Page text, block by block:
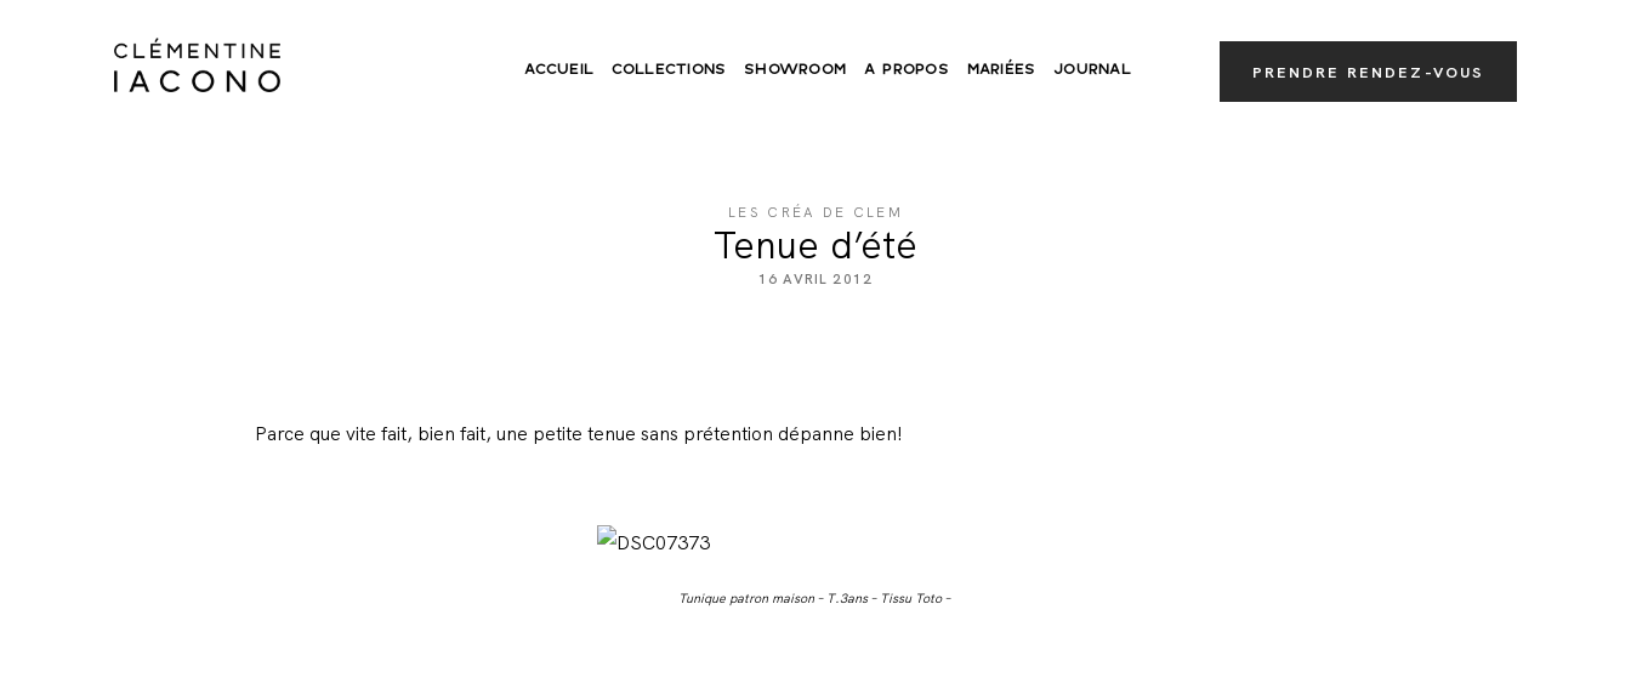
ACCUEIL COLLECTIONS SHOWROOM A PROPOS MARIÉES JOURNAL PRENDRE RENDEZ-VOUS
LES CRÉA DE CLEM
Tenue d’été
16 AVRIL 2012
Parce que vite fait, bien fait, une petite tenue sans prétention dépanne bien!
Tunique patron maison – T.3ans – Tissu Toto –